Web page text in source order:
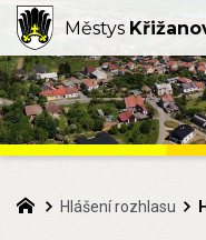
Hlášení rozhlasu
Městys